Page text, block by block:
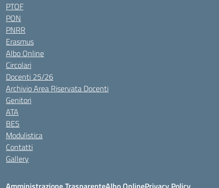
PTOF
PON
PNRR
Erasmus
Albo Online
Circolari
Docenti 25/26
Archivio Area Riservata Docenti
Genitori
ATA
BES
Modulistica
Contatti
Gallery